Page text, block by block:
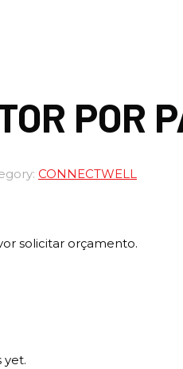
POR
CONNECTWELL
solicitar orçamento.
yet.